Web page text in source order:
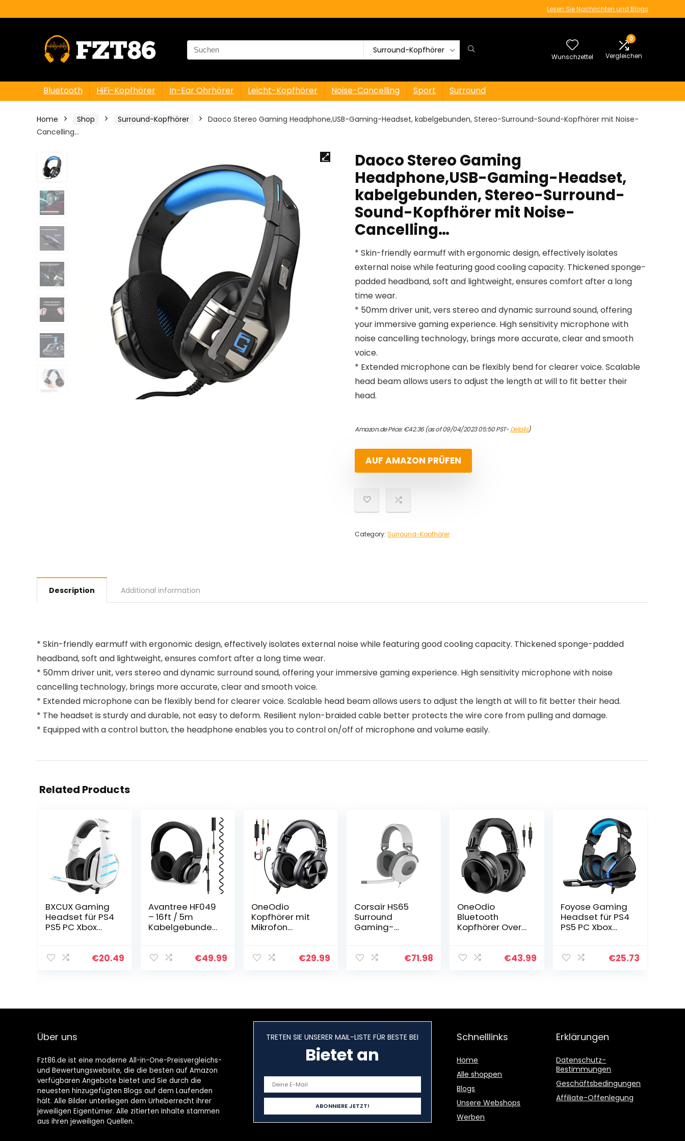
Lesen Sie Nachrichten und Blogs
Search
for:
Surround-Kopfhörer
Wunschzettel
0
Vergleichen
Bluetooth HiFi-Kopfhörer In-Ear Ohrhörer Leicht-Kopfhörer Noise-Cancelling Sport Surround
Home Shop Surround-Kopfhörer
Daoco Stereo Gaming Headphone,USB-Gaming-Headset, kabelgebunden, Stereo-Surround-Sound-Kopfhörer mit Noise-
Cancelling…
Daoco Stereo Gaming
Headphone,USB-Gaming-Headset,
kabelgebunden, Stereo-Surround-
Sound-Kopfhörer mit Noise-
Cancelling…
* Skin-friendly earmuff with ergonomic design, effectively isolates
external noise while featuring good cooling capacity. Thickened sponge-
padded headband, soft and lightweight, ensures comfort after a long
time wear.
* 50mm driver unit, vers stereo and dynamic surround sound, offering
your immersive gaming experience. High sensitivity microphone with
noise cancelling technology, brings more accurate, clear and smooth
voice.
* Extended microphone can be flexibly bend for clearer voice. Scalable
head beam allows users to adjust the length at will to fit better their
head.
Amazon.de Price:€42.36(as of 09/04/2023 05:50 PST-Details)
AUF AMAZON PRÜFEN
Category: Surround-Kopfhörer
Description Additional information
* Skin-friendly earmuff with ergonomic design, effectively isolates external noise while featuring good cooling capacity. Thickened sponge-padded
headband, soft and lightweight, ensures comfort after a long time wear.
* 50mm driver unit, vers stereo and dynamic surround sound, offering your immersive gaming experience. High sensitivity microphone with noise
cancelling technology, brings more accurate, clear and smooth voice.
* Extended microphone can be flexibly bend for clearer voice. Scalable head beam allows users to adjust the length at will to fit better their head.
* The headset is sturdy and durable, not easy to deform. Resilient nylon-braided cable better protects the wire core from pulling and damage.
* Equipped with a control button, the headphone enables you to control on/off of microphone and volume easily.
Related Products
BXCUX Gaming
Headset für PS4
PS5 PC Xbox
Mikrofon
€20.49
Avantree HF049
– 16ft / 5m
Kabelgebunden
Kabel für TV und
€49.99
OneOdio
Kopfhörer mit
Mikrofon
Headphone mit
€29.99
Corsair HS65
Surround
Gaming-
Ohrmuscheln
auf…
€71.98
OneOdio
Bluetooth
Kopfhörer Over
Geschlossene
€43.99
Foyose Gaming
Headset für PS4
PS5 PC Xbox
Mikrofon Noise
€25.73
Über uns
Fzt86.de ist eine moderne All-in-One-Preisvergleichs-
und Bewertungswebsite, die die besten auf Amazon
verfügbaren Angebote bietet und Sie durch die
neuesten hinzugefügten Blogs auf dem Laufenden
hält. Alle Bilder unterliegen dem Urheberrecht ihrer
jeweiligen Eigentümer. Alle zitierten Inhalte stammen
aus ihren jeweiligen Quellen.
TRETEN SIE UNSERER MAIL-LISTE FÜR BESTE BEI
Bietet an
Schnelllinks
Home
Alle shoppen
Blogs
Unsere Webshops
Werben
Erklärungen
Datenschutz-
Bestimmungen
Geschäftsbedingungen
Affiliate-Offenlegung